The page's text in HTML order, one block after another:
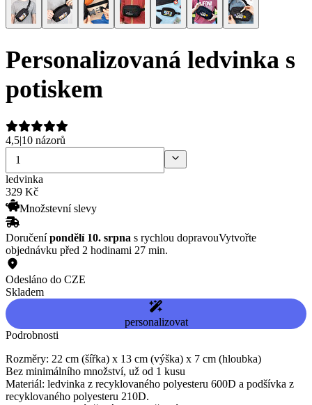
Personalizovaná ledvinka s
potiskem
4,5|10 názorů
ledvinka
329 Kč
Množstevní slevy
Doručenípondělí 10. srpna s rychlou dopravouVytvořte
objednávku před 2 hodinami 27 min.
Odesláno do CZE
Skladem
personalizovat
Podrobnosti
Rozměry: 22 cm (šířka) x 13 cm (výška) x 7 cm (hloubka)
Bez minimálního množství, už od 1 kusu
Materiál: ledvinka z recyklovaného polyesteru 600D a podšívka z
recyklovaného polyesteru 210D.